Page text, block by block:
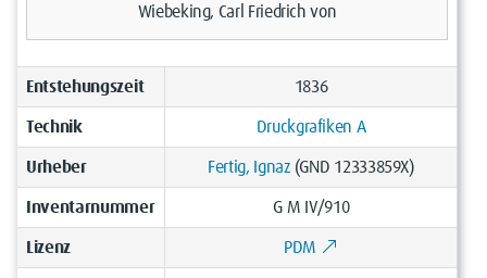
Wiebeking, Carl Friedrich von
Entstehungszeit 1836
Technik Druckgrafiken A
Urheber Fertig, Ignaz (GND 12333859X)
Inventarnummer G M IV/910
Lizenz PDM